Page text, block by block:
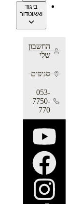
ביגוד
ואאוטדור
החשבון
שלי
סניפים
053-
7750-
770